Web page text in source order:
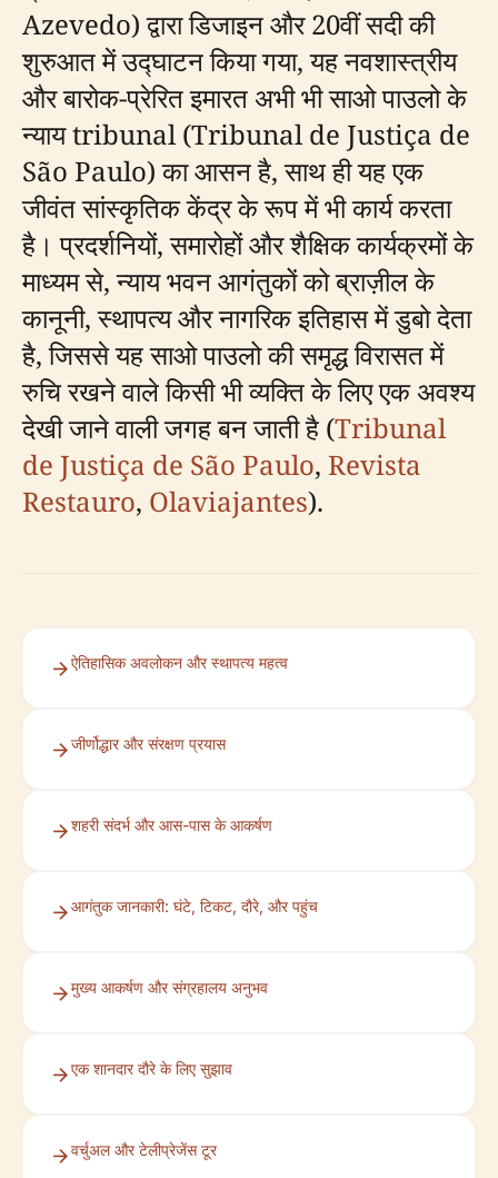
Azevedo) द्वारा डिजाइन और 20वीं सदी की
शुरुआत में उद्घाटन किया गया, यह नवशास्त्रीय
और बारोक-प्रेरित इमारत अभी भी साओ पाउलो के
न्याय tribunal (Tribunal de Justiça de
São Paulo) का आसन है, साथ ही यह एक
जीवंत सांस्कृतिक केंद्र के रूप में भी कार्य करता
है। प्रदर्शनियों, समारोहों और शैक्षिक कार्यक्रमों के
माध्यम से, न्याय भवन आगंतुकों को ब्राज़ील के
कानूनी, स्थापत्य और नागरिक इतिहास में डुबो देता
है, जिससे यह साओ पाउलो की समृद्ध विरासत में
रुचि रखने वाले किसी भी व्यक्ति के लिए एक अवश्य
देखी जाने वाली जगह बन जाती है (Tribunal
de Justiça de São Paulo, Revista
Restauro, Olaviajantes).
ऐतिहासिक अवलोकन और स्थापत्य महत्व
जीर्णोद्धार और संरक्षण प्रयास
शहरी संदर्भ और आस-पास के आकर्षण
आगंतुक जानकारी: घंटे, टिकट, दौरे, और पहुंच
मुख्य आकर्षण और संग्रहालय अनुभव
एक शानदार दौरे के लिए सुझाव
वर्चुअल और टेलीप्रेजेंस टूर